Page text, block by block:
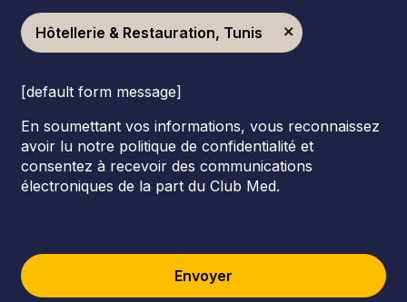
Hôtellerie & Restauration, Tunis
[default form message]
En soumettant vos informations, vous reconnaissez
avoir lu notre politique de confidentialité et
consentez à recevoir des communications
électroniques de la part du Club Med.
Envoyer